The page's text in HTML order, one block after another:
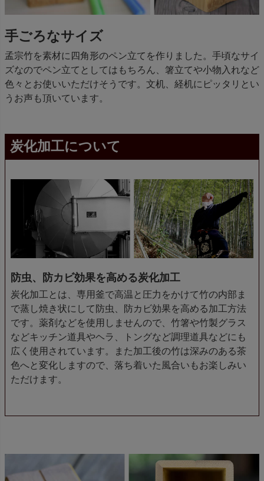
手ごろなサイズ
孟宗竹を素材に四角形のペン立てを作りました。手頃なサイ
ズなのでペン立てとしてはもちろん、箸立てや小物入れなど
色々とお使いいただけそうです。文机、経机にピッタリとい
うお声も頂いています。
炭化加工について
防虫、防カビ効果を高める炭化加工
炭化加工とは、専用釜で高温と圧力をかけて竹の内部ま
で蒸し焼き状にして防虫、防カビ効果を高める加工方法
です。薬剤などを使用しませんので、竹箸や竹製グラス
などキッチン道具やヘラ、トングなど調理道具などにも
広く使用されています。また加工後の竹は深みのある茶
色へと変化しますので、落ち着いた風合いもお楽しみい
ただけます。